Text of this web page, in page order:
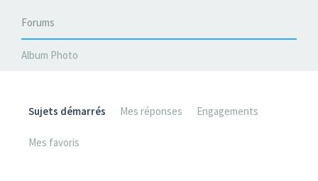
Forums
Album Photo
Sujets démarrés Mes réponses Engagements
Mes favoris